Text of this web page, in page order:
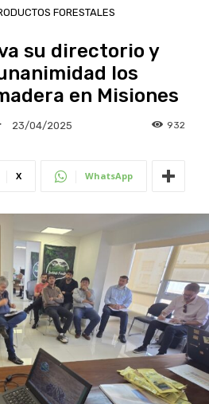
FORESTALES
su directorio y
los
en Misiones
23/04/2025 932
X WhatsApp